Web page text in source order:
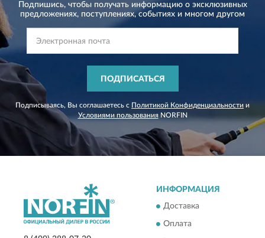
Подпишись, чтобы получать информацию о эксклюзивных
предложениях, поступлениях, событиях и многом другом
ПОДПИСАТЬСЯ
Подписываясь, Вы соглашаетесь с Политикой Конфиденциальности и
Условиями пользованияNORFIN
ИНФОРМАЦИЯ
Доставка
Оплата